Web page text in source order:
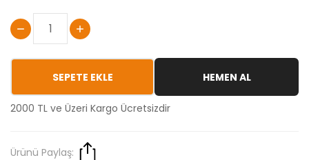
SEPETE EKLE HEMEN AL
2000 TL ve Üzeri Kargo Ücretsizdir
Ürünü Paylaş: